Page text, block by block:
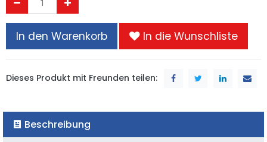
In den Warenkorb In die Wunschliste
Dieses Produkt mit Freunden teilen:
Beschreibung